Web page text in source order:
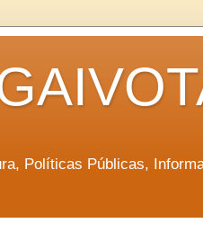
Políticas Públicas,